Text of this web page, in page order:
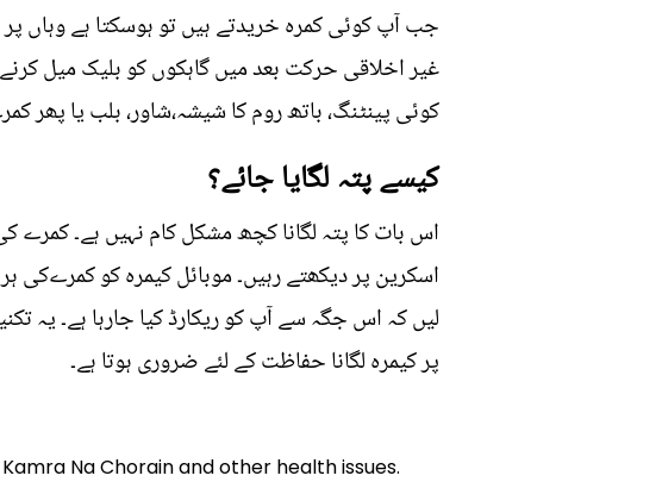
جب آپ کوئی کمرہ خریدتے ہیں تو ہوسکتا ہے وہاں
غیر اخلاقی حرکت بعد میں گاہکوں کو بلیک میل
کوئی پینٹنگ، باتھ روم کا شیشہ،شاور، بلب یا
کیسے پتہ لگایا جائے؟
اس بات کا پتہ لگانا کچھ مشکل کام نہیں ہے۔ کمرے
اسکرین پر دیکھتے رہیں۔ موبائل کیمرہ کو
لیں کہ اس جگہ سے آپ کو ریکارڈ کیا جارہا ہے۔ یہ
پر کیمرہ لگانا حفاظت کے لئے ضروری ہوتا ہے۔
Na Chorain and other health issues.